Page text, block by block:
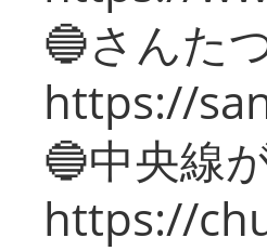
🔵さんた
https://
🔵中央線
https://